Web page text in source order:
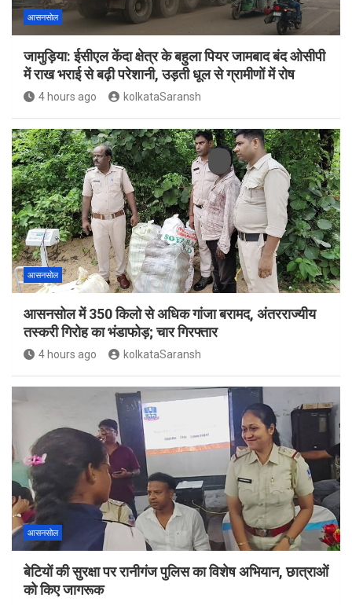
आसनसोल
जामुड़िया: ईसीएल केंदा क्षेत्र के बहुला पियर जामबाद बंद ओसीपी
में राख भराई से बढ़ी परेशानी, उड़ती धूल से ग्रामीणों में रोष
4 hours ago kolkataSaransh
आसनसोल
आसनसोल में 350 किलो से अधिक गांजा बरामद, अंतरराज्यीय
तस्करी गिरोह का भंडाफोड़; चार गिरफ्तार
4 hours ago kolkataSaransh
आसनसोल
बेटियों की सुरक्षा पर रानीगंज पुलिस का विशेष अभियान, छात्राओं
को किए जागरूक